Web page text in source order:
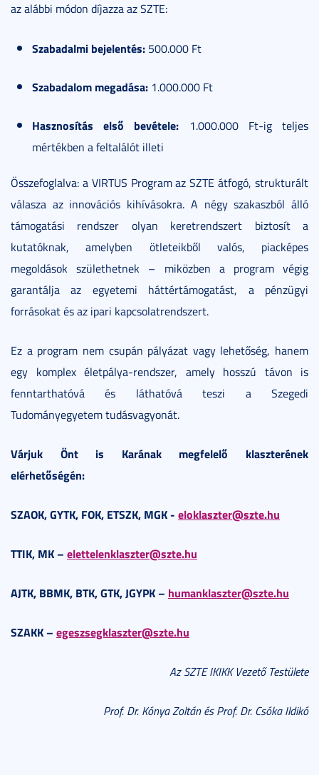
az alábbi módon díjazza az SZTE:
Szabadalmi bejelentés: 500.000 Ft
Szabadalom megadása: 1.000.000 Ft
Hasznosítás első bevétele: 1.000.000 Ft-ig teljes
mértékben a feltalálót illeti
Összefoglalva: a VIRTUS Program az SZTE átfogó, strukturált
válasza az innovációs kihívásokra. A négy szakaszból álló
támogatási rendszer olyan keretrendszert biztosít a
kutatóknak, amelyben ötleteikből valós, piacképes
megoldások születhetnek – miközben a program végig
garantálja az egyetemi háttértámogatást, a pénzügyi
forrásokat és az ipari kapcsolatrendszert.
Ez a program nem csupán pályázat vagy lehetőség, hanem
egy komplex életpálya-rendszer, amely hosszú távon is
fenntarthatóvá és láthatóvá teszi a Szegedi
Tudományegyetem tudásvagyonát.
Várjuk Önt is Karának megfelelő klaszterének
elérhetőségén:
SZAOK, GYTK, FOK, ETSZK, MGK - eloklaszter@szte.hu
TTIK, MK – elettelenklaszter@szte.hu
AJTK, BBMK, BTK, GTK, JGYPK – humanklaszter@szte.hu
SZAKK – egeszsegklaszter@szte.hu
Az SZTE IKIKK Vezető Testülete
Prof. Dr. Kónya Zoltán és Prof. Dr. Csóka Ildikó